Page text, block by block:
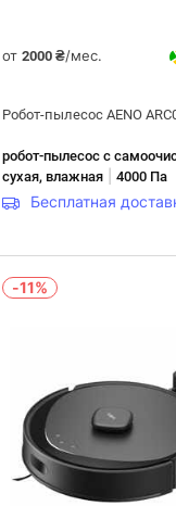
от2000 ₴/мес.
Робот-пылесос AENO
робот-пылесос с
сухая, влажная |4000 Па
Бесплатная
-11%